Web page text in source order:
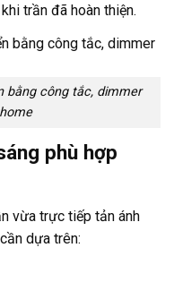
trần đã hoàn thiện.
bằng công tắc, dimmer
phù hợp
vừa trực tiếp tản ánh
dựa trên: